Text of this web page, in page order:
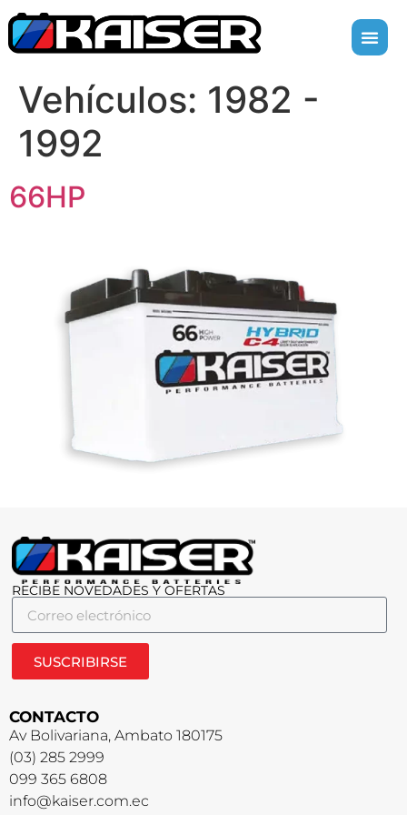
Vehículos: 1982 -
1992
66HP
RECIBE NOVEDADES Y OFERTAS
SUSCRIBIRSE
CONTACTO
Av Bolivariana, Ambato 180175
(03) 285 2999
099 365 6808
info@kaiser.com.ec